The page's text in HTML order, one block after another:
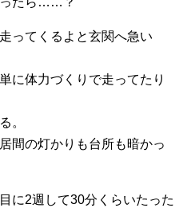
ってくるよと玄関へ急い
に体力づくりで走ってたり
。
間の灯かりも台所も暗かっ
に2週して30分くらいたった